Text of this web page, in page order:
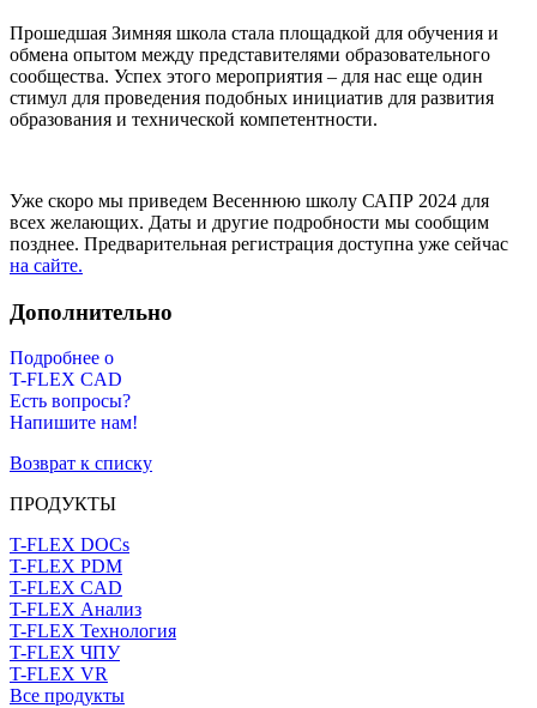
Прошедшая Зимняя школа стала площадкой для обучения и
обмена опытом между представителями образовательного
сообщества. Успех этого мероприятия – для нас еще один
стимул для проведения подобных инициатив для развития
образования и технической компетентности.
Уже скоро мы приведем Весеннюю школу САПР 2024 для
всех желающих. Даты и другие подробности мы сообщим
позднее. Предварительная регистрация доступна уже сейчас
на сайте.
Дополнительно
Подробнее о
T-FLEX CAD
Есть вопросы?
Напишите нам!
Возврат к списку
ПРОДУКТЫ
T-FLEX DOCs
T-FLEX PDM
T-FLEX CAD
T-FLEX Анализ
T-FLEX Технология
T-FLEX ЧПУ
T-FLEX VR
Все продукты